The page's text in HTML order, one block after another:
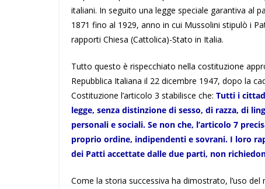
italiani. In seguito una legge speciale garantiva al
1871 fino al 1929, anno in cui Mussolini stipulò i
rapporti Chiesa (Cattolica)-Stato in Italia.
Tutto questo è rispecchiato nella costituzione
Repubblica Italiana il 22 dicembre 1947, dopo la
Costituzione l’articolo 3 stabilisce che: Tutti i
legge, senza distinzione di sesso, di razza, di
personali e sociali. Se non che, l’articolo 7
proprio ordine, indipendenti e sovrani. I loro
dei Patti accettate dalle due parti, non
Come la storia successiva ha dimostrato, l’uso